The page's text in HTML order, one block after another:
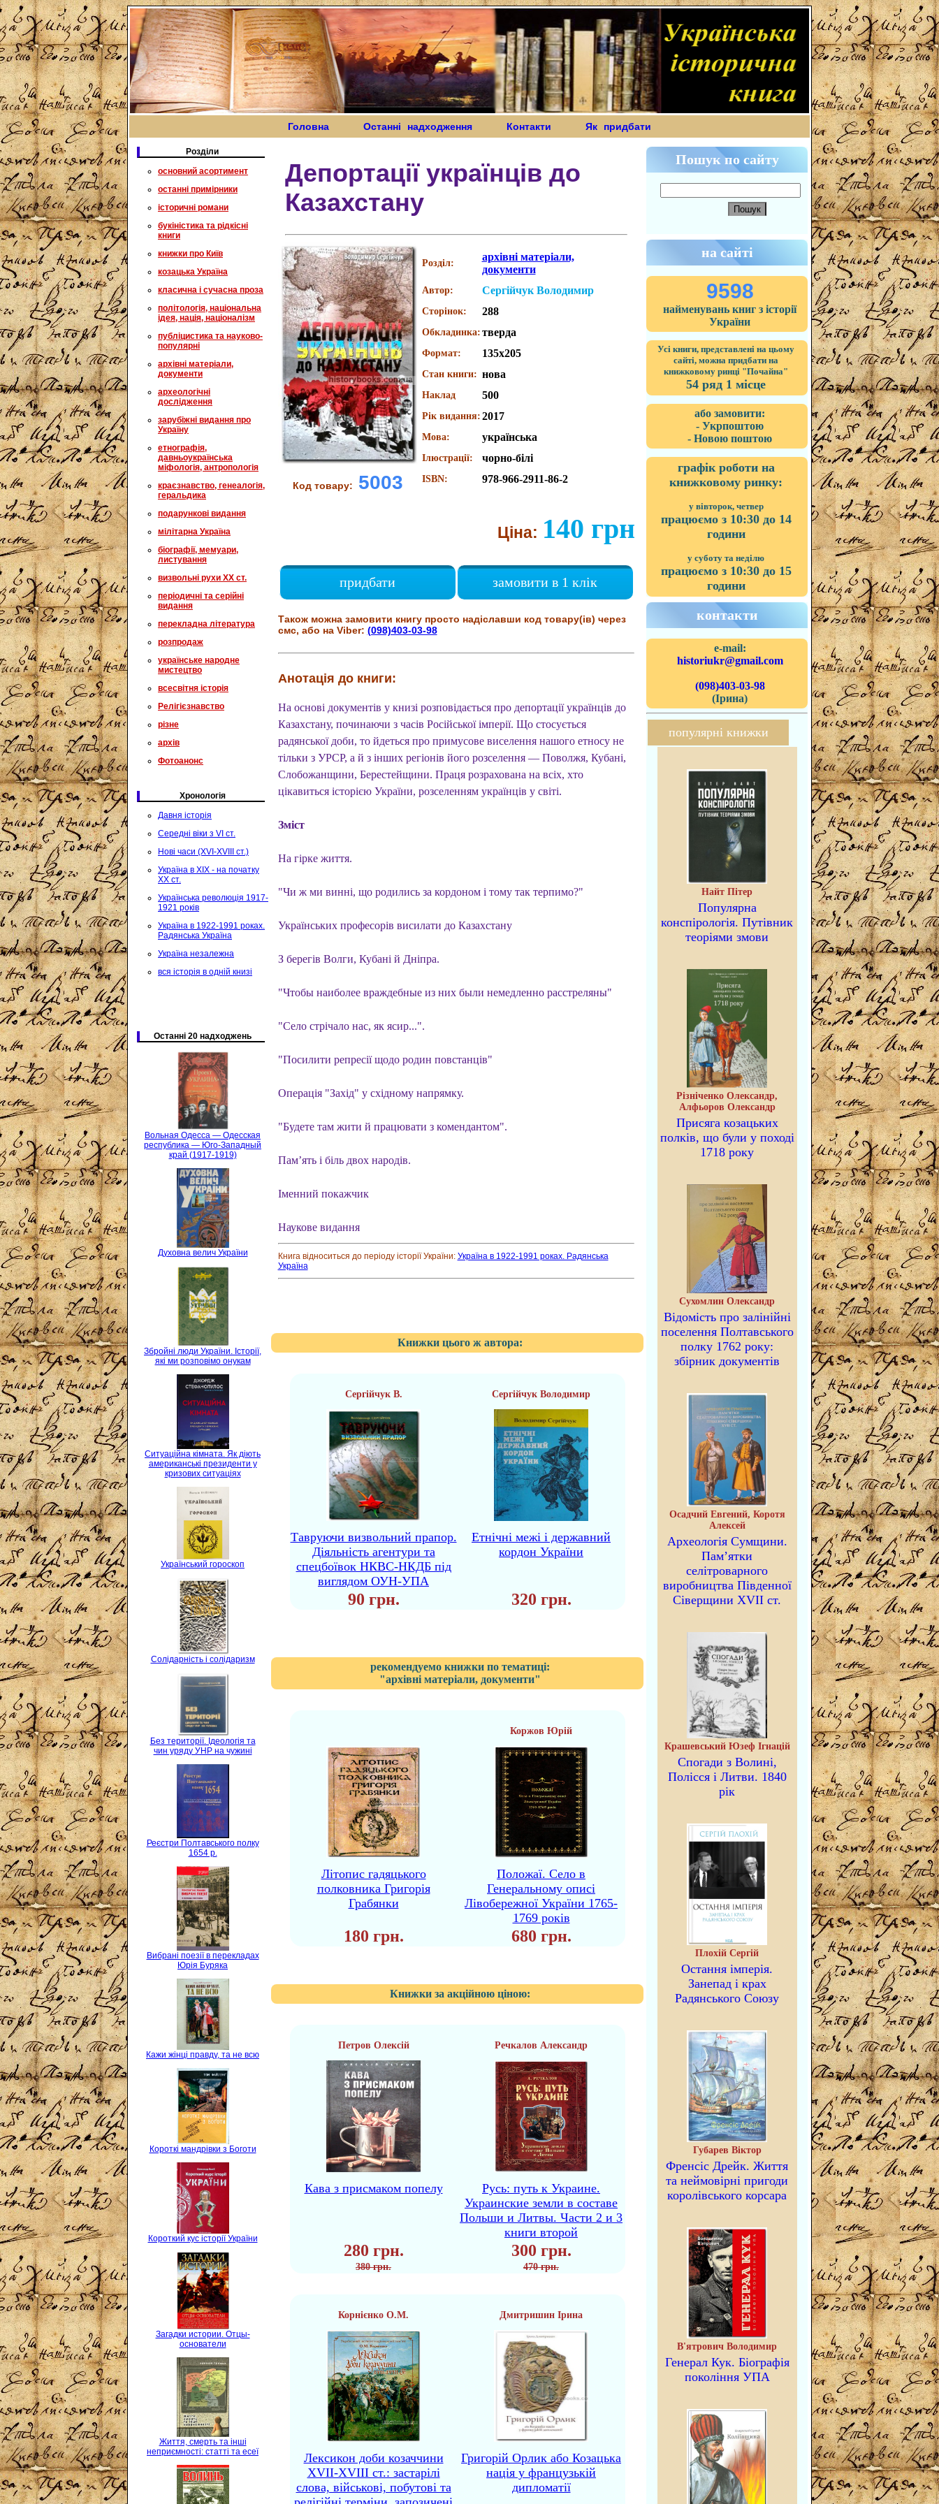
Головна Останні надходження Контакти Як придбати
Розділи
основний асортимент
останні примірники
історичні романи
букіністика та рідкісні
книги
книжки про Київ
козацька Україна
класична і сучасна проза
політологія, національна
ідея, нація, націоналізм
публіцистика та науково-
популярні
архівні матеріали,
документи
археологічні
дослідження
зарубіжні видання про
Україну
етнографія,
давньоукраїнська
міфологія, антропологія
краєзнавство, генеалогія,
геральдика
подарункові видання
мілітарна Україна
біографії, мемуари,
листування
визвольні рухи XX ст.
періодичні та серійні
видання
перекладна література
розпродаж
українське народне
мистецтво
всесвітня історія
Релігієзнавство
різне
архів
Фотоанонс
Хронологія
Давня історія
Середні віки з VI ст.
Нові часи (XVI-XVIII ст.)
Україна в XIX - на початку
XX ст.
Українська революція 1917-
1921 років
Україна в 1922-1991 роках.
Радянська Україна
Україна незалежна
вся історія в одній книзі
Останні 20 надходжень
Вольная Одесса — Одесская
республика — Юго-Западный
край (1917-1919)
Духовна велич України
Збройні люди України. Історії,
які ми розповімо онукам
Ситуаційна кімната. Як діють
американські президенти у
кризових ситуаціях
Український гороскоп
Солідарність і солідаризм
Без території. Ідеологія та
чин уряду УНР на чужині
Реєстри Полтавського полку
1654 р.
Вибрані поезії в перекладах
Юрія Буряка
Кажи жінці правду, та не всю
Короткі мандрівки з Боготи
Короткий кус історії України
Загадки истории. Отцы-
основатели
Життя, смерть та інші
неприємності: статті та есеї
Депортації українців до
Казахстану
Код товару: 5003
Розділ:
архівні матеріали,
документи
Автор: Сергійчук Володимир
Сторінок: 288
Обкладинка: тверда
Формат: 135х205
Стан книги: нова
Наклад 500
Рік видання: 2017
Мова: українська
Ілюстрації: чорно-білі
ISBN: 978-966-2911-86-2
Ціна: 140 грн
придбати замовити в 1 клік
Також можна замовити книгу просто надіславши код товару(ів) через
смс, або на Viber: (098)403-03-98
Анотація до книги:
На основі документів у книзі розповідається про депортації українців до
Казахстану, починаючи з часів Російської імперії. Що стосується
радянської доби, то йдеться про примусове виселення нашого етносу не
тільки з УРСР, а й з інших регіонів його розселення — Поволжя, Кубані,
Слобожанщини, Берестейщини. Праця розрахована на всіх, хто
цікавиться історією України, розселенням українців у світі.
Зміст
На гірке життя.
"Чи ж ми винні, що родились за кордоном і тому так терпимо?"
Українських професорів висилати до Казахстану
З берегів Волги, Кубані й Дніпра.
"Чтобы наиболее враждебные из них были немедленно расстреляны"
"Село стрічало нас, як ясир...".
"Посилити репресії щодо родин повстанців"
Операція "Захід" у східному напрямку.
"Будете там жити й працювати з комендантом".
Пам’ять і біль двох народів.
Іменний покажчик
Наукове видання
Книга відноситься до періоду історії України: Україна в 1922-1991 роках. Радянська
Україна
Книжки цього ж автора:
Сергійчук В. Сергійчук Володимир
Тавруючи визвольний прапор.
Діяльність агентури та
спецбоївок НКВС-НКДБ під
виглядом ОУН-УПА
Етнічні межі і державний
кордон України
90 грн. 320 грн.
рекомендуемо книжки по тематиці:
"архівні матеріали, документи"
Коржов Юрій
Літопис гадяцького
полковника Григорія
Грабянки
Положаї. Село в
Генеральному описі
Лівобережної України 1765-
1769 років
180 грн. 680 грн.
Книжки за акційною ціною:
Петров Олексій Речкалов Александр
Кава з присмаком попелу
Русь: путь к Украине.
Украинские земли в составе
Польши и Литвы. Части 2 и 3
книги второй
280 грн. 300 грн.
380 грн. 470 грн.
Корнієнко О.М. Дмитришин Ірина
Лексикон доби козаччини
XVII-XVIII ст.: застарілі
слова, військові, побутові та
Григорій Орлик або Козацька
нація у французькій
дипломатії
Пошук по сайту
на сайті
9598
найменувань книг з історії
України
Усі книги, представлені на цьому
сайті, можна придбати на
книжковому ринці "Почайна"
54 ряд 1 місце
або замовити:
- Укрпоштою
- Новою поштою
графік роботи на
книжковому ринку:
у вівторок, четвер
працюємо з 10:30 до 14
години
у суботу та неділю
працюємо з 10:30 до 15
години
контакти
e-mail:
historiukr@gmail.com
(098)403-03-98
(Ірина)
популярні книжки
Найт Пітер
Популярна
конспірологія. Путівник
теоріями змови
Різніченко Олександр,
Алфьоров Олександр
Присяга козацьких
полків, що були у поході
1718 року
Сухомлин Олександр
Відомість про залінійні
поселення Полтавського
полку 1762 року:
збірник документів
Осадчий Евгений, Коротя
Алексей
Археологія Сумщини.
Пам’ятки
селітроварного
виробництва Південної
Сіверщини XVII ст.
Крашевський Юзеф Ігнацій
Спогади з Волині,
Полісся і Литви. 1840
рік
Плохій Сергій
Остання імперія.
Занепад і крах
Радянського Союзу
Губарев Віктор
Френсіс Дрейк. Життя
та неймовірні пригоди
королівського корсара
В'ятрович Володимир
Генерал Кук. Біографія
покоління УПА